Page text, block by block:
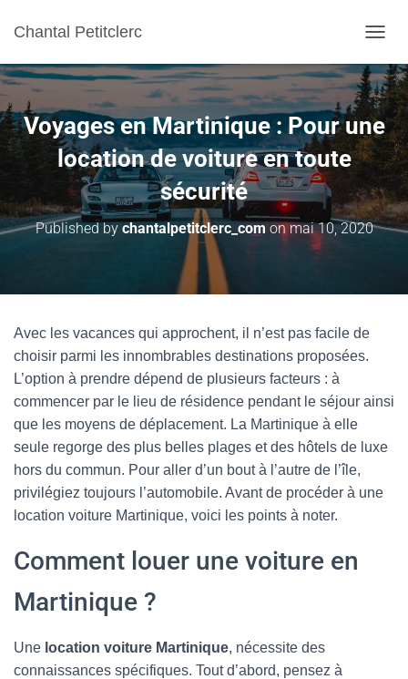
Chantal Petitclerc
Voyages en Martinique : Pour une
location de voiture en toute
sécurité
Published bychantalpetitclerc_com onmai 10, 2020
Avec les vacances qui approchent, il n’est pas facile de
choisir parmi les innombrables destinations proposées.
L’option à prendre dépend de plusieurs facteurs : à
commencer par le lieu de résidence pendant le séjour ainsi
que les moyens de déplacement. La Martinique à elle
seule regorge des plus belles plages et des hôtels de luxe
hors du commun. Pour aller d’un bout à l’autre de l’île,
privilégiez toujours l’automobile. Avant de procéder à une
location voiture Martinique, voici les points à noter.
Comment louer une voiture en
Martinique ?
Une location voiture Martinique, nécessite des
connaissances spécifiques. Tout d’abord, pensez à